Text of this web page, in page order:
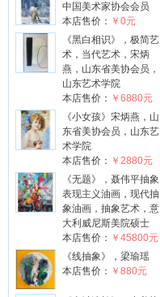
中国美术家协会会员
本店售价： ￥0元
《黑白相识》，极简艺
术，当代艺术，宋炳
燕，山东省美协会员，
山东艺术学院
本店售价： ￥6880元
《小女孩》宋炳燕，山
东省美协会员，山东艺
术学院
本店售价： ￥2880元
《无题》，聂伟平抽象
表现主义油画，现代抽
象油画，抽象艺术，意
大利威尼斯美院硕士
本店售价： ￥45800元
《线抽象》，梁瑜瑶
本店售价： ￥880元